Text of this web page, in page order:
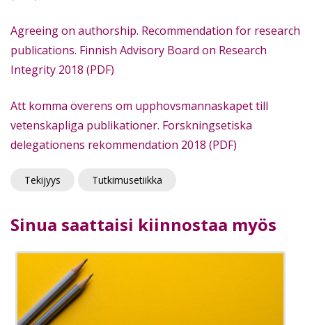
Agreeing on authorship. Recommendation for research
publications. Finnish Advisory Board on Research
Integrity 2018 (PDF)
Att komma överens om upphovsmannaskapet till
vetenskapliga publikationer. Forskningsetiska
delegationens rekommendation 2018 (PDF)
Tekijyys Tutkimusetiikka
Sinua saattaisi kiinnostaa myös